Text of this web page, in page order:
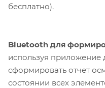
бесплатно).
Bluetooth для
используя
сформировать отчет
состоянии всех